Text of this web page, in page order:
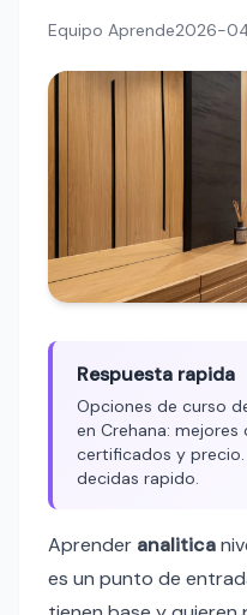
Equipo Aprende2026-
Respuesta rapida
Opciones de curso
en Crehana:
certificados y
decidas rapido.
Aprender analitica
es un punto de